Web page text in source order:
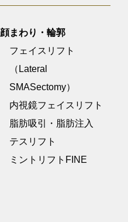
顔まわり・輪郭
フェイスリフト
（Lateral
SMASectomy）
内視鏡フェイスリフト
脂肪吸引・脂肪注入
テスリフト
ミントリフトFINE